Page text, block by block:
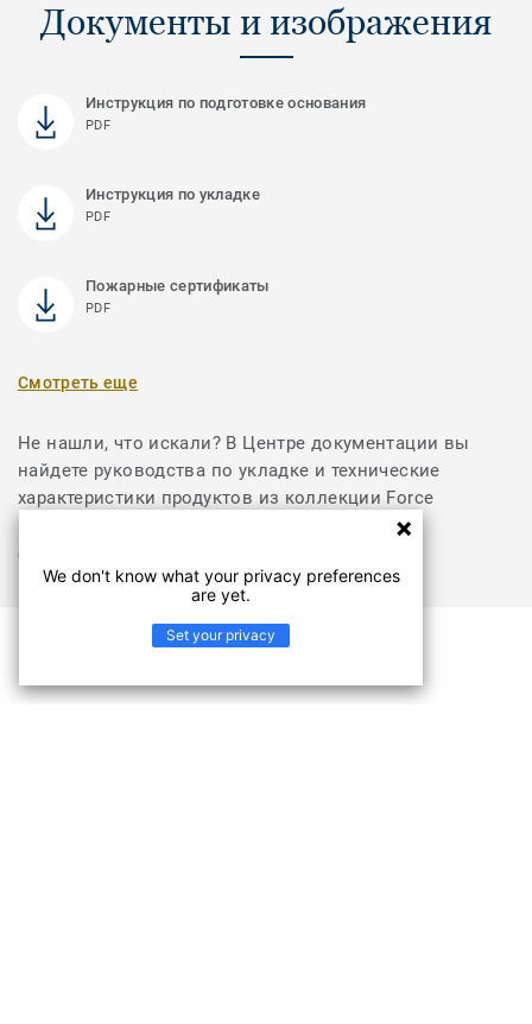
Документы и изображения
Инструкция по подготовке основания
PDF
Инструкция по укладке
PDF
Пожарные сертификаты
PDF
Смотреть еще
Не нашли, что искали? В Центре документации вы
найдете руководства по укладке и технические
характеристики продуктов из коллекции Force
СКАЧАТЬ ДОКУМЕНТЫ
We don't know what your privacy preferences
are yet.
Set your privacy